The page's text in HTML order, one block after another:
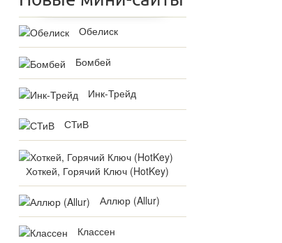
Обелиск
Бомбей
Инк-Трейд
СТиВ
Хоткей, Горячий Ключ (HotKey)
Аллюр (Allur)
Классен